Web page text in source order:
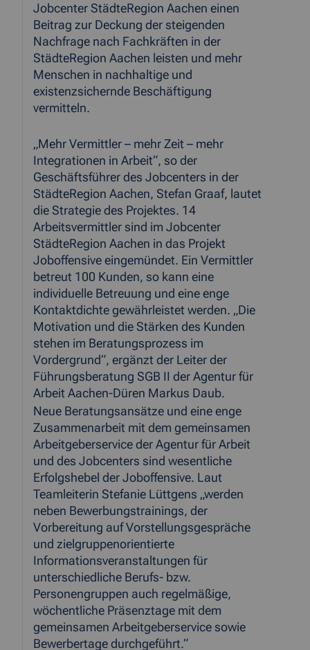
Jobcenter StädteRegion Aachen einen
Beitrag zur Deckung der steigenden
Nachfrage nach Fachkräften in der
StädteRegion Aachen leisten und mehr
Menschen in nachhaltige und
existenzsichernde Beschäftigung
vermitteln.
„Mehr Vermittler – mehr Zeit – mehr
Integrationen in Arbeit“, so der
Geschäftsführer des Jobcenters in der
StädteRegion Aachen, Stefan Graaf, lautet
die Strategie des Projektes. 14
Arbeitsvermittler sind im Jobcenter
StädteRegion Aachen in das Projekt
Joboffensive eingemündet. Ein Vermittler
betreut 100 Kunden, so kann eine
individuelle Betreuung und eine enge
Kontaktdichte gewährleistet werden. „Die
Motivation und die Stärken des Kunden
stehen im Beratungsprozess im
Vordergrund“, ergänzt der Leiter der
Führungsberatung SGB II der Agentur für
Arbeit Aachen-Düren Markus Daub.
Neue Beratungsansätze und eine enge
Zusammenarbeit mit dem gemeinsamen
Arbeitgeberservice der Agentur für Arbeit
und des Jobcenters sind wesentliche
Erfolgshebel der Joboffensive. Laut
Teamleiterin Stefanie Lüttgens „werden
neben Bewerbungstrainings, der
Vorbereitung auf Vorstellungsgespräche
und zielgruppenorientierte
Informationsveranstaltungen für
unterschiedliche Berufs- bzw.
Personengruppen auch regelmäßige,
wöchentliche Präsenztage mit dem
gemeinsamen Arbeitgeberservice sowie
Bewerbertage durchgeführt.“